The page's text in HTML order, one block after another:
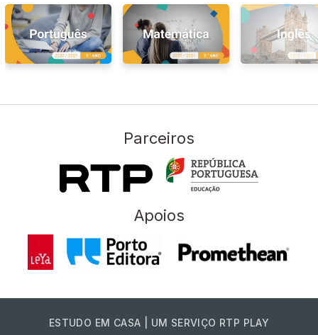
Parceiros
Apoios
ESTUDO EM CASA | UM SERVIÇO RTP PLAY